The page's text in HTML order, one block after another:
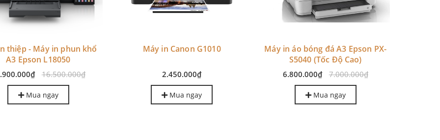
thiệp - Máy in phun khổ
A3 Epson L18050
16.500.000₫
Mua ngay
Máy in Canon G1010
2.450.000₫
Mua ngay
Máy in áo bóng đá A3 Epson PX-
S5040 (Tốc Độ Cao)
6.800.000₫ 7.000.000₫
Mua ngay